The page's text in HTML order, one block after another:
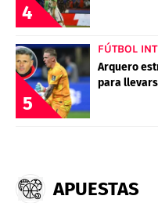
4
5
FÚTBOL
Arquero
para
APUESTAS